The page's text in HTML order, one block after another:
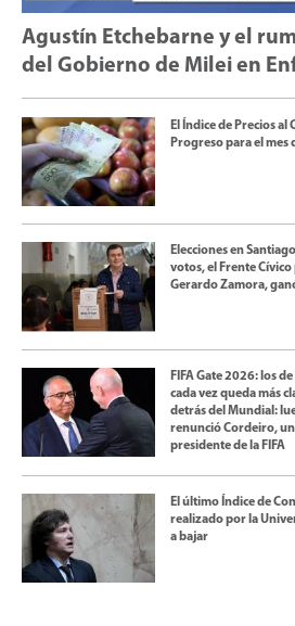
Agustín Etchebarne y el
del Gobierno de Milei en
El Índice de Precios
Progreso para el mes
Elecciones en
votos, el Frente
Gerardo Zamora,
FIFA Gate 2026: los
cada vez queda más
detrás del Mundial:
renunció Cordeiro,
presidente de la FIFA
El último Índice de
realizado por la
a bajar